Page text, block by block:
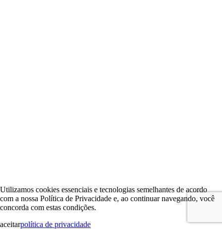
Utilizamos cookies essenciais e tecnologias semelhantes de acordo
com a nossa Política de Privacidade e, ao continuar navegando, você
concorda com estas condições.
aceitarpolítica de privacidade